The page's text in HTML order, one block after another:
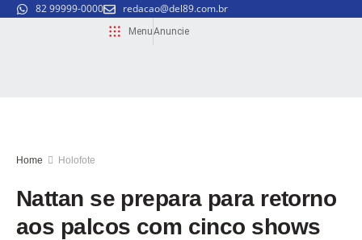
82 99999-0000 redacao@del89.com.br
MenuAnuncie
Home Holofote
Nattan se prepara para retorno
aos palcos com cinco shows